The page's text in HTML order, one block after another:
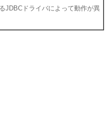
JDBCドライバによって動作が異